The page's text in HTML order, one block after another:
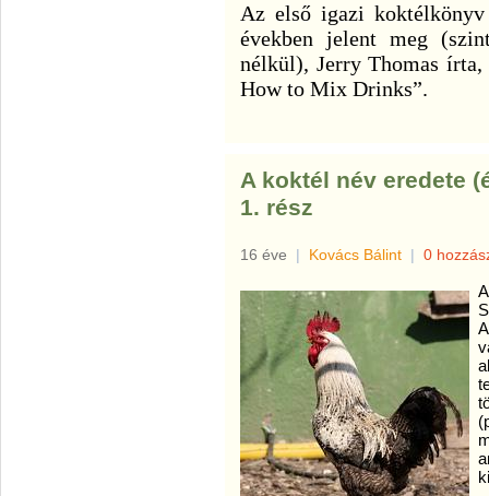
Az első igazi
években jelent meg
nélkül), Jerry Thomas
How to Mix Drinks”.
A koktél név eredete
1. rész
16 éve | Kovács Bálint | 0